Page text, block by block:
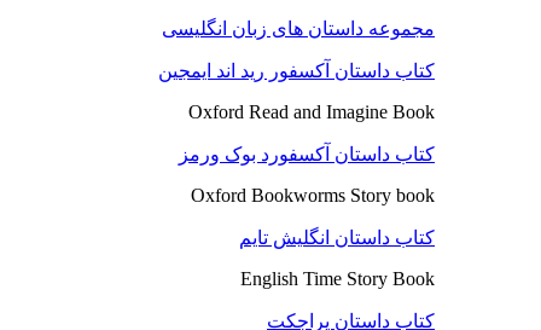
مجموعه داستان های زبان انگلیسی
کتاب داستان آکسفور رید اند ایمجین
Oxford Read and Imagine Book
کتاب داستان آکسفورد بوک ورمز
Oxford Bookworms Story book
کتاب داستان انگلیش تایم
English Time Story Book
کتاب داستان پراجکت